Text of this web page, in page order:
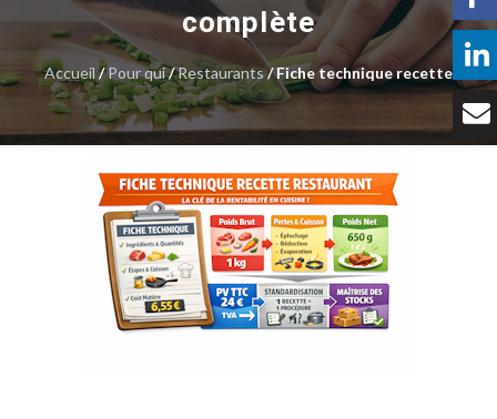
Nos autres
Solutions
Témoignages
Tarifs
Contact
complète
Accueil/Pour qui/Restaurants/ Fiche technique recette